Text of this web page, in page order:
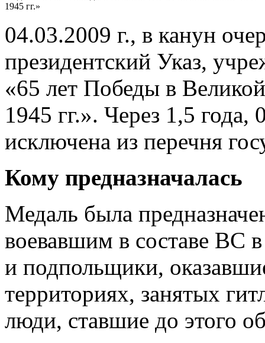
1945 гг.»
04.03.2009 г., в канун
президентский Указ,
«65 лет Победы в
1945 гг.». Через 1,5 года,
исключена из перечня
Кому предназначалась
Медаль была
воевавшим в составе ВС
и подпольщики,
территориях, занятых
люди, ставшие до этого